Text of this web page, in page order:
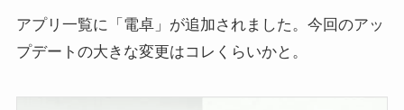
アプリ一覧に「電卓」が追加されました。今回のアッ
プデートの大きな変更はコレくらいかと。